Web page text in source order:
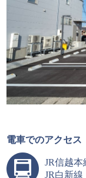
電車でのアクセス
JR信越
JR白新